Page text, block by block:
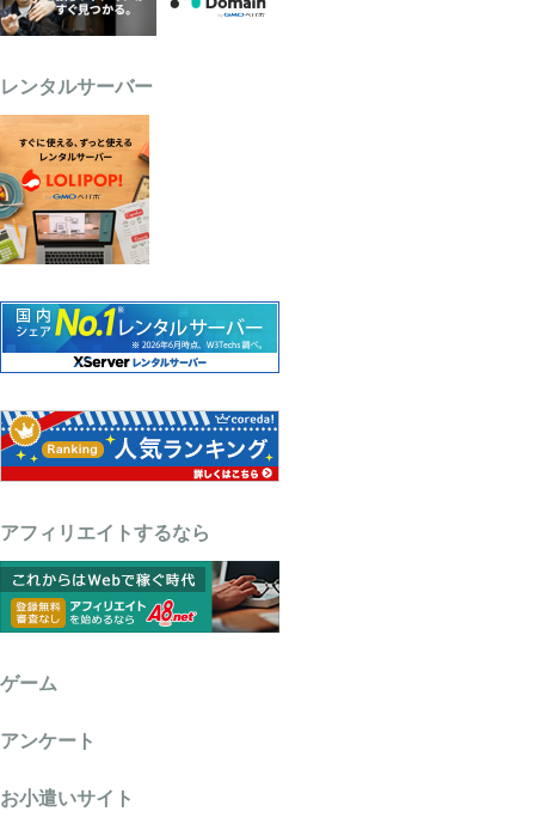
レンタルサーバー
アフィリエイトするなら
ゲーム
アンケート
お小遣いサイト